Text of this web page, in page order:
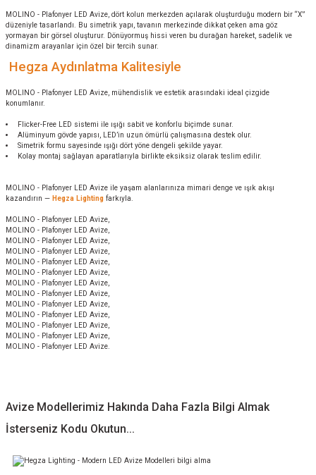
MOLINO - Plafonyer LED Avize, dört kolun merkezden açılarak oluşturduğu modern bir “X”
düzeniyle tasarlandı. Bu simetrik yapı, tavanın merkezinde dikkat çeken ama göz
yormayan bir görsel oluşturur. Dönüyormuş hissi veren bu durağan hareket, sadelik ve
dinamizm arayanlar için özel bir tercih sunar.
Hegza Aydınlatma Kalitesiyle
MOLINO - Plafonyer LED Avize, mühendislik ve estetik arasındaki ideal çizgide
konumlanır.
Flicker-Free LED sistemi ile ışığı sabit ve konforlu biçimde sunar.
Alüminyum gövde yapısı, LED’in uzun ömürlü çalışmasına destek olur.
Simetrik formu sayesinde ışığı dört yöne dengeli şekilde yayar.
Kolay montaj sağlayan aparatlarıyla birlikte eksiksiz olarak teslim edilir.
MOLINO - Plafonyer LED Avize ile yaşam alanlarınıza mimari denge ve ışık akışı
kazandırın — Hegza Lighting farkıyla.
MOLINO - Plafonyer LED Avize,
MOLINO - Plafonyer LED Avize,
MOLINO - Plafonyer LED Avize,
MOLINO - Plafonyer LED Avize,
MOLINO - Plafonyer LED Avize,
MOLINO - Plafonyer LED Avize,
MOLINO - Plafonyer LED Avize,
MOLINO - Plafonyer LED Avize,
MOLINO - Plafonyer LED Avize,
MOLINO - Plafonyer LED Avize,
MOLINO - Plafonyer LED Avize,
MOLINO - Plafonyer LED Avize,
MOLINO - Plafonyer LED Avize.
Avize Modellerimiz Hakında Daha Fazla Bilgi Almak
İsterseniz Kodu Okutun...